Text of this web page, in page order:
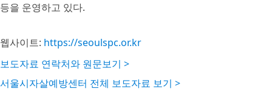
등을 운영하고 있다.
웹사이트: https://seoulspc.or.kr
보도자료 연락처와 원문보기 >
서울시자살예방센터 전체 보도자료 보기 >